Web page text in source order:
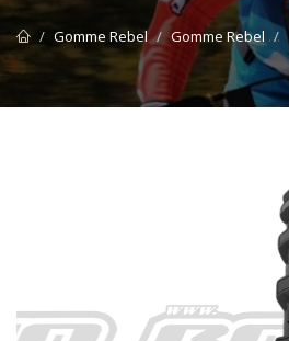
Gomme Rebel Gomme Rebel